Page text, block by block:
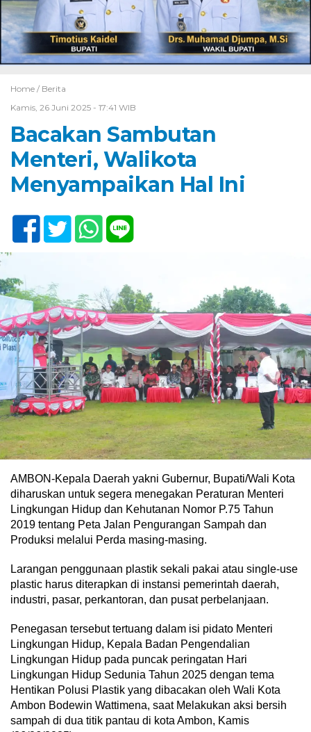
Home / Berita
Kamis, 26 Juni 2025 - 17:41 WIB
Bacakan Sambutan
Menteri, Walikota
Menyampaikan Hal Ini
AMBON-Kepala Daerah yakni Gubernur, Bupati/Wali Kota
diharuskan untuk segera menegakan Peraturan Menteri
Lingkungan Hidup dan Kehutanan Nomor P.75 Tahun
2019 tentang Peta Jalan Pengurangan Sampah dan
Produksi melalui Perda masing-masing.
Larangan penggunaan plastik sekali pakai atau single-use
plastic harus diterapkan di instansi pemerintah daerah,
industri, pasar, perkantoran, dan pusat perbelanjaan.
Penegasan tersebut tertuang dalam isi pidato Menteri
Lingkungan Hidup, Kepala Badan Pengendalian
Lingkungan Hidup pada puncak peringatan Hari
Lingkungan Hidup Sedunia Tahun 2025 dengan tema
Hentikan Polusi Plastik yang dibacakan oleh Wali Kota
Ambon Bodewin Wattimena, saat Melakukan aksi bersih
sampah di dua titik pantau di kota Ambon, Kamis